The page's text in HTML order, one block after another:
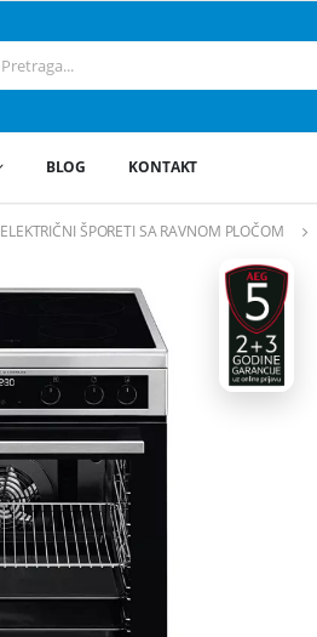
BLOG KONTAKT
ELEKTRIČNI ŠPORETI SA RAVNOM PLOČOM